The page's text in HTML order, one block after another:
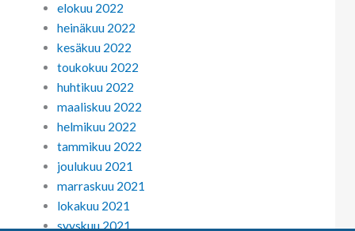
elokuu 2022
heinäkuu 2022
kesäkuu 2022
toukokuu 2022
huhtikuu 2022
maaliskuu 2022
helmikuu 2022
tammikuu 2022
joulukuu 2021
marraskuu 2021
lokakuu 2021
syyskuu 2021